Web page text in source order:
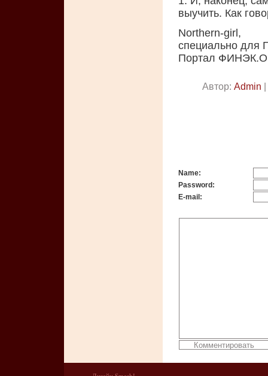
выучить. Как
Northern-girl,
специально для
Портал
Автор: Admin
Name:
Password:
E-mail: